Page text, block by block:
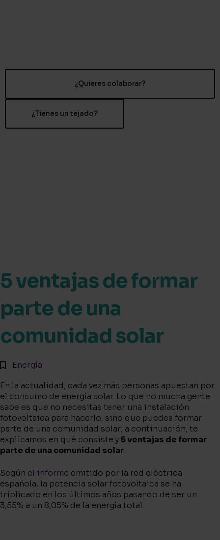
¿Quieres colaborar?
¿Tienes un tejado?
5 ventajas de formar
parte de una
comunidad solar
Energía
En la actualidad, cada vez más personas apuestan por
el consumo de energía solar. Lo que no mucha gente
sabe es que no necesitas tener una instalación
fotovoltaica para hacerlo, sino que puedes formar
parte de una comunidad solar; a continuación, te
explicamos en qué consiste y5 ventajas de formar
parte de una comunidad solar.
Según el informe emitido por la red eléctrica
española, la potencia solar fotovoltaica se ha
triplicado en los últimos años pasando de ser un
3,55% a un 8,05% de la energía total.